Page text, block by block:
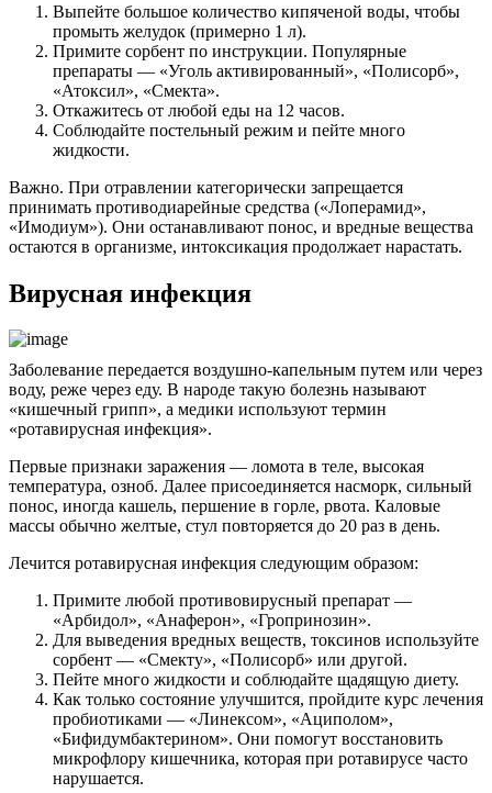
Выпейте большое количество кипяченой воды, чтобы
промыть желудок (примерно 1 л).
Примите сорбент по инструкции. Популярные
препараты — «Уголь активированный», «Полисорб»,
«Атоксил», «Смекта».
Откажитесь от любой еды на 12 часов.
Соблюдайте постельный режим и пейте много
жидкости.
Важно. При отравлении категорически запрещается
принимать противодиарейные средства («Лоперамид»,
«Имодиум»). Они останавливают понос, и вредные вещества
остаются в организме, интоксикация продолжает нарастать.
Вирусная инфекция
Заболевание передается воздушно-капельным путем или через
воду, реже через еду. В народе такую болезнь называют
«кишечный грипп», а медики используют термин
«ротавирусная инфекция».
Первые признаки заражения — ломота в теле, высокая
температура, озноб. Далее присоединяется насморк, сильный
понос, иногда кашель, першение в горле, рвота. Каловые
массы обычно желтые, стул повторяется до 20 раз в день.
Лечится ротавирусная инфекция следующим образом:
Примите любой противовирусный препарат —
«Арбидол», «Анаферон», «Гропринозин».
Для выведения вредных веществ, токсинов используйте
сорбент — «Смекту», «Полисорб» или другой.
Пейте много жидкости и соблюдайте щадящую диету.
Как только состояние улучшится, пройдите курс лечения
пробиотиками — «Линексом», «Ациполом»,
«Бифидумбактерином». Они помогут восстановить
микрофлору кишечника, которая при ротавирусе часто
нарушается.